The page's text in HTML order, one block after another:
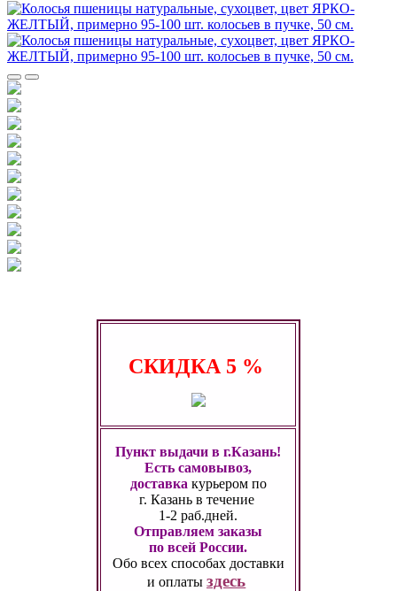
СКИДКА 5 %
Пункт выдачи в г.Казань!
Есть самовывоз,
доставка курьером по
г. Казань в течение
1-2 раб.дней.
Отправляем заказы
по всей России.
Обо всех способах доставки
и оплатыздесь